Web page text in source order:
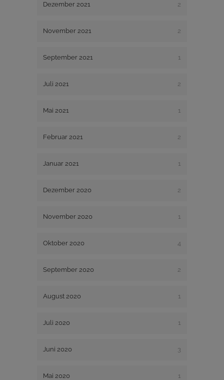
Dezember 2021 2
November 2021 2
September 2021 1
Juli 2021 2
Mai 2021 1
Februar 2021 2
Januar 2021 1
Dezember 2020 2
November 2020 1
Oktober 2020 4
September 2020 2
August 2020 1
Juli 2020 1
Juni 2020 3
Mai 2020 1